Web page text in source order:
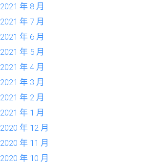
2021 年 8 月
2021 年 7 月
2021 年 6 月
2021 年 5 月
2021 年 4 月
2021 年 3 月
2021 年 2 月
2021 年 1 月
2020 年 12 月
2020 年 11 月
2020 年 10 月